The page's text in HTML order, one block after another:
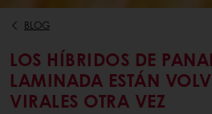
BLOG
LOS HÍBRIDOS DE
LAMINADA ESTÁN
VIRALES OTRA VEZ